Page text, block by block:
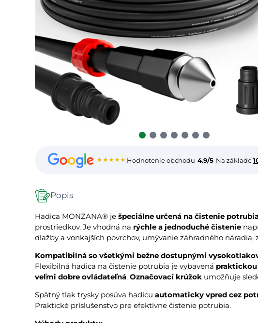
★★★★★ Hodnotenie obchodu 4.9/5 Na základe
Popis
Hadica MONZANA® je špeciálne určená na čistenie
prostriedkov. Je vhodná na rýchle a jednoduché čistenie
dlažby a vonkajších povrchov, umývanie záhradného
Kompatibilná so všetkými bežne dostupnými
Flexibilná hadica na čistenie potrubia je vybavená
veľmi dobre ovládateľná. Označovací krúžok umožňuje
Spätný tlak trysky posúva hadicu automaticky vpred cez
Praktické príslušenstvo pre efektívne čistenie potrubia.